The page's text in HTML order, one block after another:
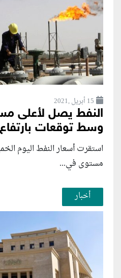
15 أبريل ,2021
النفط يصل لأعلى
وسط توقعات
استقرت أسعار النفط اليوم
مستوى في...
أخبار